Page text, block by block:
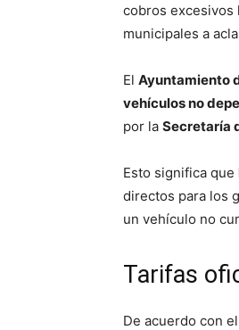
cobros excesivos
municipales a
El Ayuntamiento
vehículos no
por la Secretaría
Esto significa que
directos para los
un vehículo no
Tarifas
De acuerdo con el